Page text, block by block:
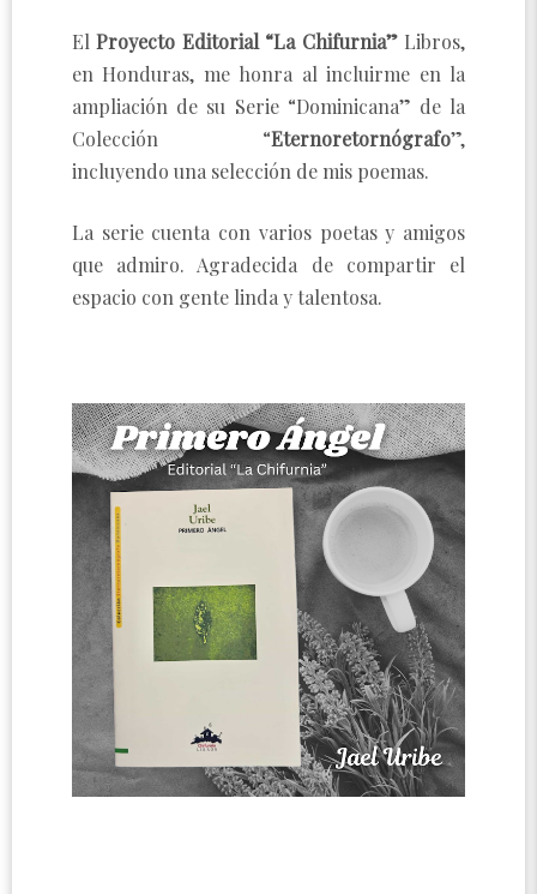
ElProyecto Editorial “La Chifurnia”Libros,
en Honduras, me honra al incluirme en la
ampliación de su Serie “Dominicana” de la
Colección “Eternoretornógrafo”,
incluyendo una selección de mis poemas.
La serie cuenta con varios poetas y amigos
que admiro. Agradecida de compartir el
espacio con gente linda y talentosa.